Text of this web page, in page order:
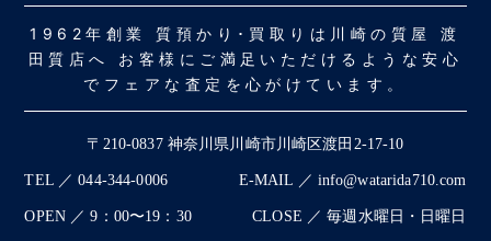
1962年創業 質預かり･買取りは川崎の質屋 渡
田質店へ お客様にご満足いただけるような安心
でフェアな査定を心がけています。
〒210-0837 神奈川県川崎市川崎区渡田2-17-10
TEL ／ 044-344-0006 E-MAIL ／ info@watarida710.com
OPEN ／ 9：00〜19：30 CLOSE ／ 毎週水曜日・日曜日